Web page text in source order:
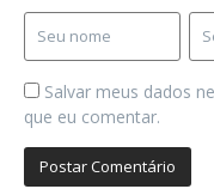
Salvar meus dados
que eu comentar.